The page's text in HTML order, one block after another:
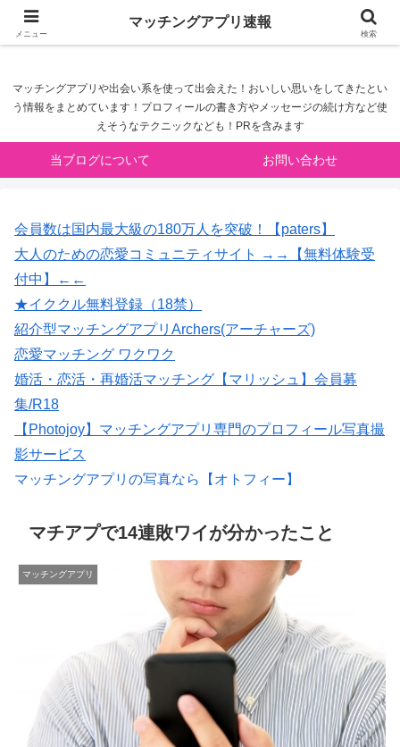
マッチングアプリ速報
マッチングアプリや出会い系を使って出会えた！おいしい思いをしてきたとい
う情報をまとめています！プロフィールの書き方やメッセージの続け方など使
えそうなテクニックなども！PRを含みます
当ブログについて お問い合わせ
会員数は国内最大級の180万人を突破！【paters】
大人のための恋愛コミュニティサイト →→【無料体験受
付中】←←
★イククル無料登録（18禁）
紹介型マッチングアプリArchers(アーチャーズ)
恋愛マッチング ワクワク
婚活・恋活・再婚活マッチング【マリッシュ】会員募
集/R18
【Photojoy】マッチングアプリ専門のプロフィール写真撮
影サービス
マッチングアプリの写真なら【オトフィー】
出会いマッチングサイトPCMAX(18禁)
マチアプで14連敗ワイが分かったこと
マッチングアプリ
メニュー
マッチングアプリ速報
検索